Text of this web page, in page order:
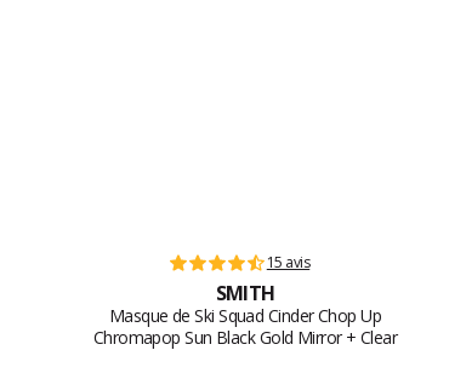
15 avis
SMITH
Masque de Ski Squad Cinder Chop Up
Chromapop Sun Black Gold Mirror + Clear